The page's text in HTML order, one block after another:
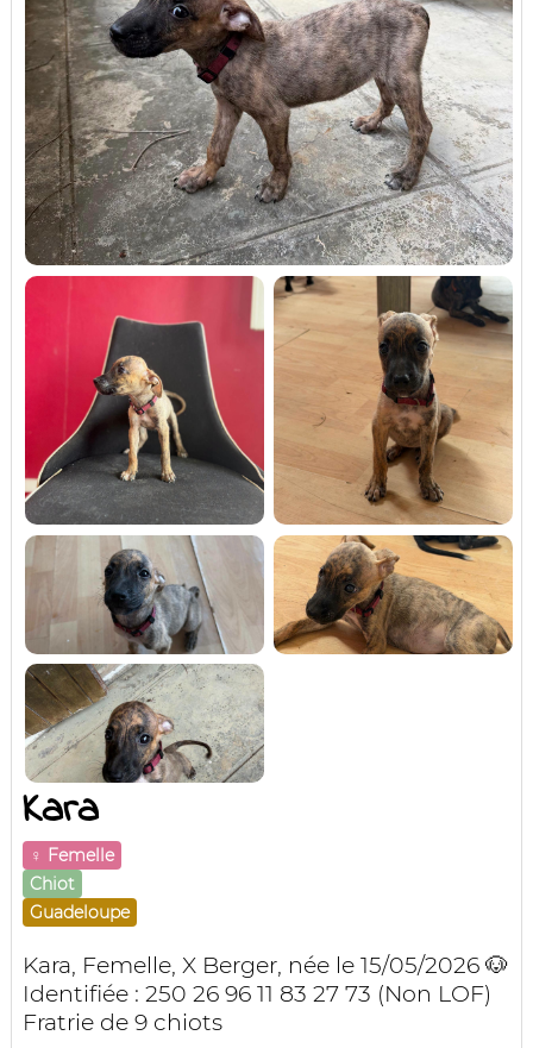
Kara
♀️ Femelle
Chiot
Guadeloupe
Kara, Femelle, X Berger, née le 15/05/2026 🐶
Identifiée : 250 26 96 11 83 27 73 (Non LOF)
Fratrie de 9 chiots